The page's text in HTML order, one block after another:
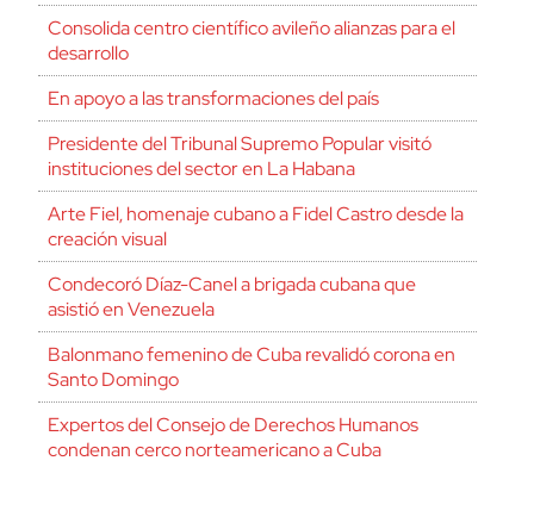
Consolida centro científico avileño alianzas para el
desarrollo
En apoyo a las transformaciones del país
Presidente del Tribunal Supremo Popular visitó
instituciones del sector en La Habana
Arte Fiel, homenaje cubano a Fidel Castro desde la
creación visual
Condecoró Díaz-Canel a brigada cubana que
asistió en Venezuela
Balonmano femenino de Cuba revalidó corona en
Santo Domingo
Expertos del Consejo de Derechos Humanos
condenan cerco norteamericano a Cuba